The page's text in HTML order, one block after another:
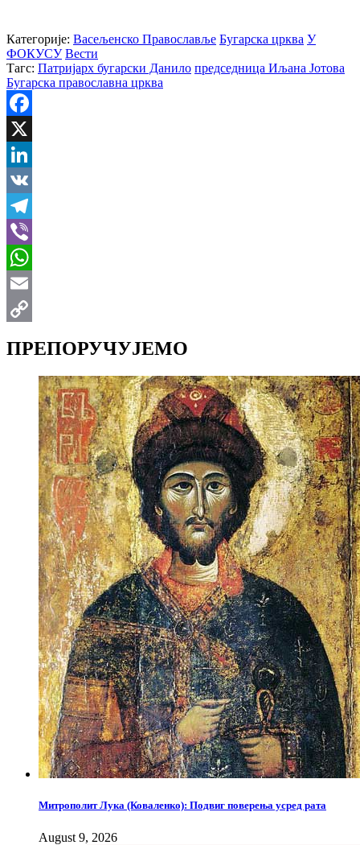
Категорије: Васељенско Православље Бугарска црква У
ФОКУСУ Вести
Тагс: Патријарх бугарски Данило председница Иљана Јотова
Бугарска православна црква
Facebook
X
LinkedIn
VK
Telegram
Viber
WhatsApp
Email
ПРЕПОРУЧУЈЕМО
Митрополит Лука (Коваленко): Подвиг поверења усред рата
August 9, 2026